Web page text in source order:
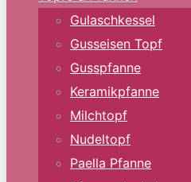
Gulaschkessel
Gusseisen Topf
Gusspfanne
Keramikpfanne
Milchtopf
Nudeltopf
Paella Pfanne